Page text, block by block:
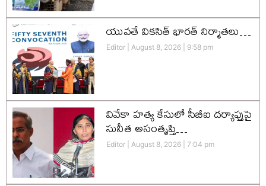
యువతే వికసిత్‌ భారత్‌ నిర్మాతలు…
Editor August 8, 2026 9:58 pm
వివేకా హత్య కేసులో సీబీఐ దర్యాప్తుపై
సునీత అసంతృప్తి…
Editor August 8, 2026 7:04 pm